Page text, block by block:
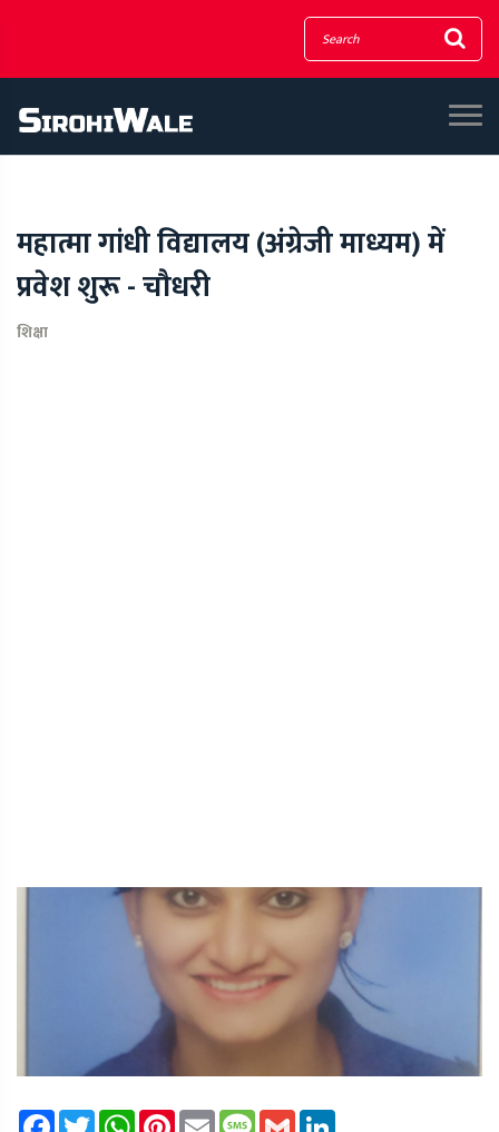
महात्मा गांधी विद्यालय (अंग्रेजी माध्यम) में
प्रवेश शुरू - चौधरी
शिक्षा
FacebookTwitterWhatsAppPinterest
Email Message
Gmail